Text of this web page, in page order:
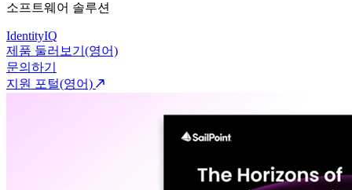
소프트웨어 솔루션
IdentityIQ
제품 둘러보기(영어)
문의하기
지원 포털(영어)